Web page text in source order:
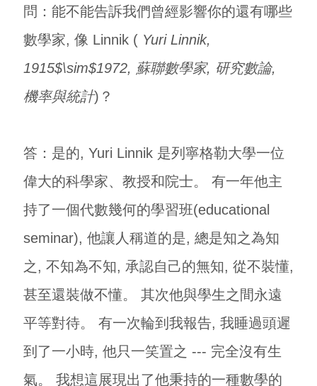
問：能不能告訴我們曾經影響你的還有哪些
數學家, 像 Linnik ( Yuri Linnik,
1915$\sim$1972, 蘇聯數學家, 研究數論,
機率與統計)？
答：是的, Yuri Linnik 是列寧格勒大學一位
偉大的科學家、教授和院士。 有一年他主
持了一個代數幾何的學習班(educational
seminar), 他讓人稱道的是, 總是知之為知
之, 不知為不知, 承認自己的無知, 從不裝懂,
甚至還裝做不懂。 其次他與學生之間永遠
平等對待。 有一次輪到我報告, 我睡過頭遲
到了一小時, 他只一笑置之 --- 完全沒有生
氣。 我想這展現出了他秉持的一種數學的